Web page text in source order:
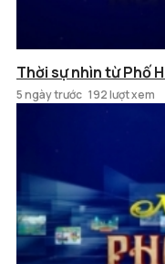
Thời sự nhìn từ Phố
5 ngày trước 192 lượt xem